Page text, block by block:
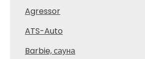
Agressor
ATS-Auto
Barbie, сауна